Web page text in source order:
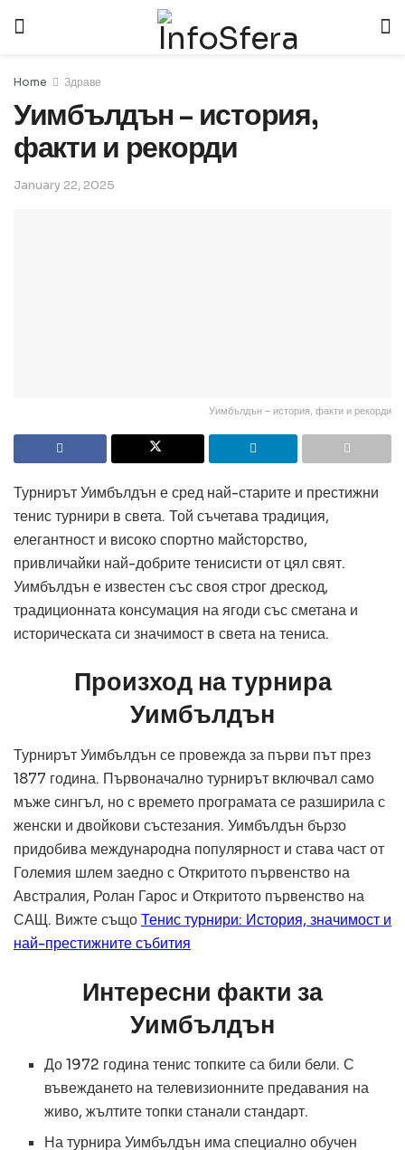
Home Здраве
Уимбълдън – история,
факти и рекорди
January 22, 2025
Уимбълдън – история, факти и рекорди
Турнирът Уимбълдън е сред най-старите и престижни
тенис турнири в света. Той съчетава традиция,
елегантност и високо спортно майсторство,
привличайки най-добрите тенисисти от цял свят.
Уимбълдън е известен със своя строг дрескод,
традиционната консумация на ягоди със сметана и
историческата си значимост в света на тениса.
Произход на турнира
Уимбълдън
Турнирът Уимбълдън се провежда за първи път през
1877 година. Първоначално турнирът включвал само
мъже сингъл, но с времето програмата се разширила с
женски и двойкови състезания. Уимбълдън бързо
придобива международна популярност и става част от
Големия шлем заедно с Откритото първенство на
Австралия, Ролан Гарос и Откритото първенство на
САЩ. Вижте същоТенис турнири: История, значимост и
най-престижните събития
Интересни факти за
Уимбълдън
До 1972 година тенис топките са били бели. С
въвеждането на телевизионните предавания на
живо, жълтите топки станали стандарт.
На турнира Уимбълдън има специално обучен